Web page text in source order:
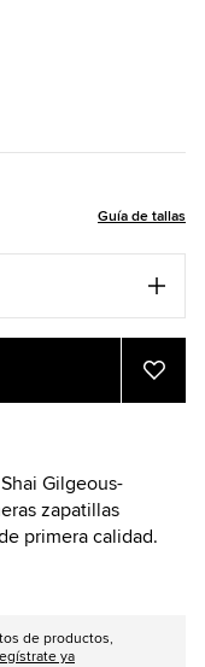
Guía de tallas
a
Gilgeous-
zapatillas
primera calidad.
de productos,
ya